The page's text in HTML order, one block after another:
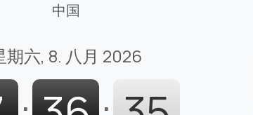
中国
期六, 8. 八月 2026